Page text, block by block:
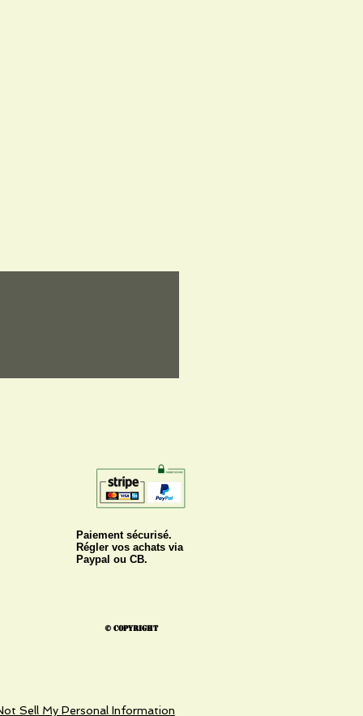
Paiement sécurisé.
Régler vos achats via
Paypal ou CB.
© Copyright
Sell My Personal Information